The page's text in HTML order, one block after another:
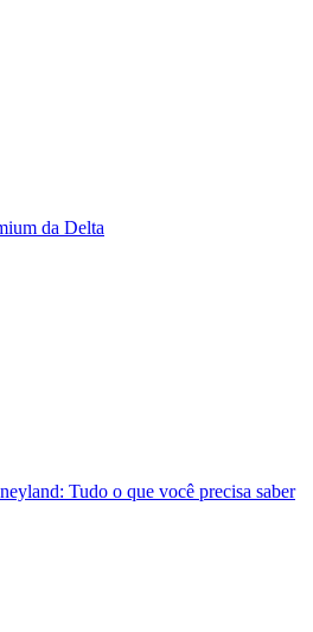
da Delta
Tudo o que você precisa saber